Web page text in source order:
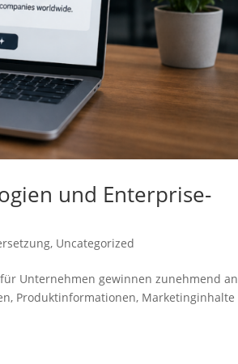
und Enterprise-
, Uncategorized
Unternehmen gewinnen zunehmend an
Produktinformationen, Marketinginhalte